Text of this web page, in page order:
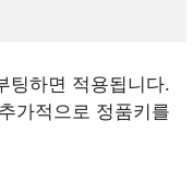
팅하면 적용됩니다.
가적으로 정품키를